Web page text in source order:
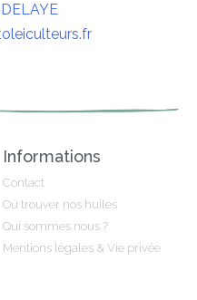
Informations
Contact
Où trouver nos huiles
Qui sommes nous ?
Mentions légales & Vie privée